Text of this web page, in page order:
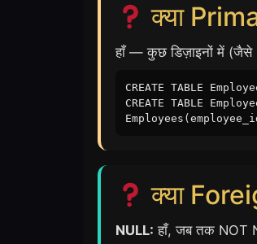
क्या
हाँ — कुछ डिज़ाइनों में (जैसे
CREATE TABLE
CREATE TABLE
क्या
NULL: हाँ, जब तक NOT